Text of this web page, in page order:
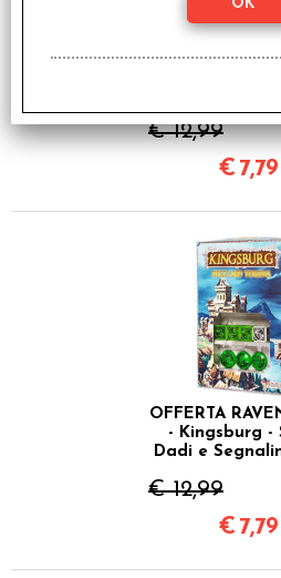
OFFERTA
€ 12,99
€ 7,79
OFFERTA
- Kingsburg -
Dadi e
€ 12,99
€ 7,79